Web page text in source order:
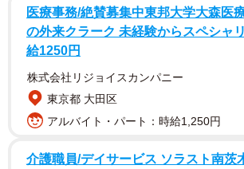
医療事務/絶賛募集中東邦大学大森医
の外来クラーク 未経験からスペシャ
給1250円
株式会社リジョイスカンパニー
東京都 大田区
アルバイト・パート：時給1,250円
介護職員/デイサービス ソラスト南茨